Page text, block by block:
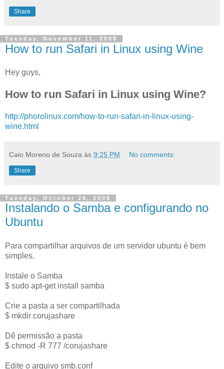
Share
Tuesday, November 11, 2008
How to run Safari in Linux using Wine
Hey guys,
How to run Safari in Linux using Wine?
http://phorolinux.com/how-to-run-safari-in-linux-using-
wine.html
Caio Moreno de Souza às 9:25 PM No comments:
Share
Tuesday, October 28, 2008
Instalando o Samba e configurando no
Ubuntu
Para compartilhar arquivos de um servidor ubuntu é bem
simples.
Instale o Samba
$ sudo apt-get install samba
Crie a pasta a ser compartilhada
$ mkdir corujashare
Dê permissão a pasta
$ chmod -R 777 /corujashare
Edite o arquivo smb.conf